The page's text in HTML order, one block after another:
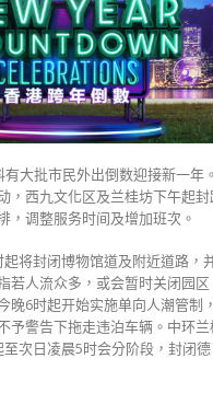
有大批市民外出倒数迎接新一年
，西九文化区及兰桂坊下午起
，调整服务时间及增加班次。
将封闭博物馆道及附近道路，
若人流众多，或会暂时关闭园
晚6时起开始实施单向人潮管制
予警告下拖走违泊车辆。中环
次日凌晨5时会分阶段，封闭